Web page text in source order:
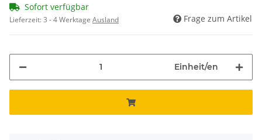
Sofort verfügbar
Lieferzeit:3 - 4 Werktage Ausland Frage zum Artikel
Einheit/en